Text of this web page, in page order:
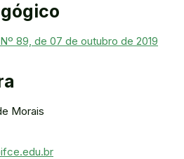
89, de 07 de outubro de 2019
Morais